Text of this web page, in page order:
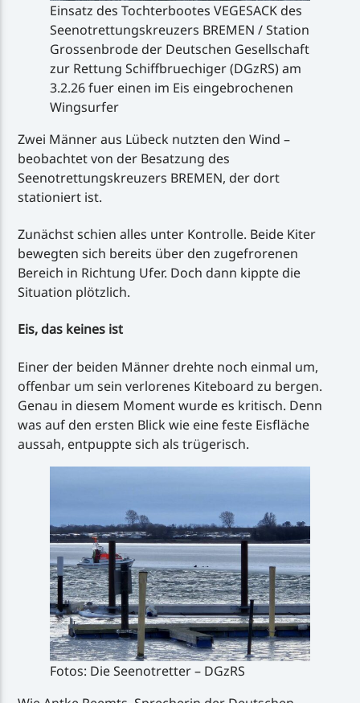
Einsatz des Tochterbootes VEGESACK des
Seenotrettungskreuzers BREMEN / Station
Grossenbrode der Deutschen Gesellschaft
zur Rettung Schiffbruechiger (DGzRS) am
3.2.26 fuer einen im Eis eingebrochenen
Wingsurfer
Zwei Männer aus Lübeck nutzten den Wind –
beobachtet von der Besatzung des
Seenotrettungskreuzers BREMEN, der dort
stationiert ist.
Zunächst schien alles unter Kontrolle. Beide Kiter
bewegten sich bereits über den zugefrorenen
Bereich in Richtung Ufer. Doch dann kippte die
Situation plötzlich.
Eis, das keines ist
Einer der beiden Männer drehte noch einmal um,
offenbar um sein verlorenes Kiteboard zu bergen.
Genau in diesem Moment wurde es kritisch. Denn
was auf den ersten Blick wie eine feste Eisfläche
aussah, entpuppte sich als trügerisch.
Fotos: Die Seenotretter – DGzRS